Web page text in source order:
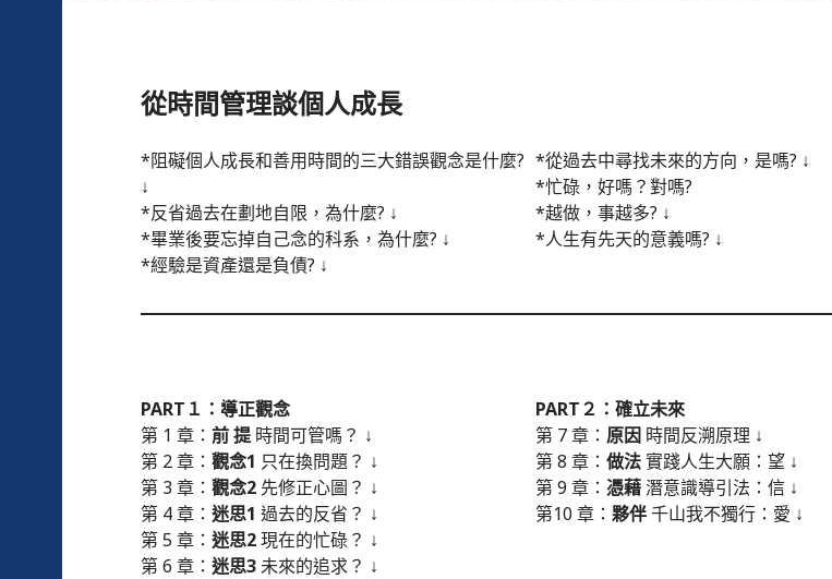
從時間管理談個人成長
*阻礙個人成長和善用時間的三大錯誤觀念是什麼?
↓
*反省過去在劃地自限，為什麼? ↓
*畢業後要忘掉自己念的科系，為什麼? ↓
*經驗是資產還是負債? ↓
*從過去中尋找未來的方向，是嗎? ↓
*忙碌，好嗎？對嗎?
*越做，事越多? ↓
*人生有先天的意義嗎? ↓
PART１：導正觀念
第 1 章： 前 提時間可管嗎？ ↓
第 2 章： 觀念1 只在換問題？ ↓
第 3 章： 觀念2 先修正心圖？ ↓
第 4 章： 迷思1 過去的反省？ ↓
第 5 章： 迷思2現在的忙碌？ ↓
第 6 章： 迷思3未來的追求？ ↓
PART２：確立未來
第 7 章： 原因 時間反溯原理 ↓
第 8 章： 做法實踐人生大願：望 ↓
第 9 章： 憑藉潛意識導引法：信 ↓
第10 章： 夥伴千山我不獨行：愛 ↓